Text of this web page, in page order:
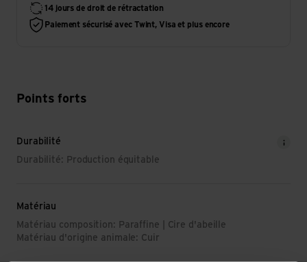
14 jours de droit de rétractation
Paiement sécurisé avec Twint, Visa et plus encore
Points forts
Durabilité
Durabilité: Production équitable
Matériau
Matériau composition: Paraffine | Cire d'abeille
Matériau d'origine animale: Cuir